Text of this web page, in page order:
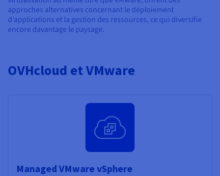
approches alternatives concernant le déploiement
d’applications et la gestion des ressources, ce qui diversifie
encore davantage le paysage.
OVHcloud et VMware
Managed VMware vSphere